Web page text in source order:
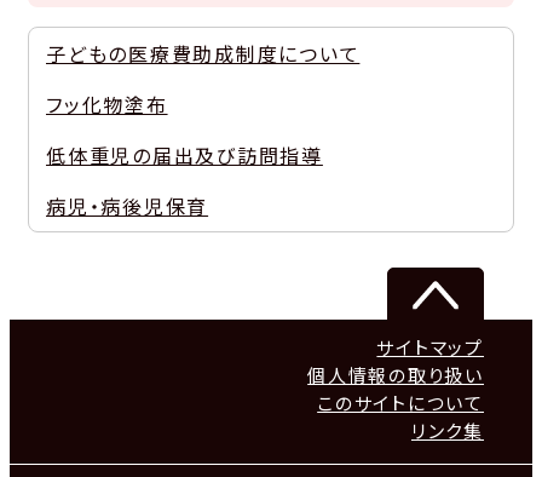
子どもの医療費助成制度について
フッ化物塗布
低体重児の届出及び訪問指導
病児・病後児保育
サイトマップ
個人情報の取り扱い
このサイトについて
リンク集